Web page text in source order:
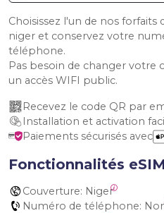
Choisissez l'un de nos
niger et conservez votre
téléphone.
Pas besoin de changer votre
un accès WIFI public.
Recevez le code QR par
Installation et activation
Paiements sécurisés avec
Fonctionnalités
Couverture: Niger
Numéro de téléphone: